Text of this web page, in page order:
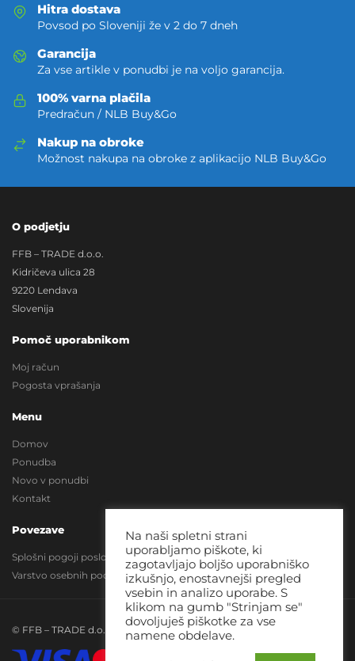
Hitra dostava
Povsod po Sloveniji že v 2 do 7 dneh
Garancija
Za vse artikle v ponudbi je na voljo garancija.
100% varna plačila
Predračun / NLB Buy&Go
Nakup na obroke
Možnost nakupa na obroke z aplikacijo NLB Buy&Go
O podjetju
FFB – TRADE d.o.o.
Kidričeva ulica 28
9220 Lendava
Slovenija
Pomoč uporabnikom
Moj račun
Pogosta vprašanja
Menu
Domov
Ponudba
Novo v ponudbi
Kontakt
Povezave
Splošni pogoji poslovanja
Varstvo osebnih podatkov
© FFB – TRADE d.o.o. Vse pravice pridržane!
Na naši spletni strani
uporabljamo piškote, ki
zagotavljajo boljšo uporabniško
izkušnjo, enostavnejši pregled
vsebin in analizo uporabe. S
klikom na gumb "Strinjam se"
dovoljuješ piškotke za vse
namene obdelave.